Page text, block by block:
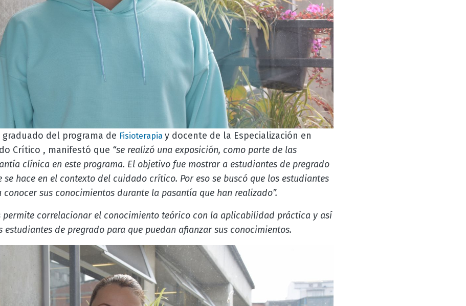
graduado del programa de Fisioterapia y docente de la Especialización en
Crítico , manifestó que “se realizó una exposición, como parte de las
clínica en este programa. El objetivo fue mostrar a estudiantes de pregrado
se hace en el contexto del cuidado crítico. Por eso se buscó que los estudiantes
sus conocimientos durante la pasantía que han realizado”.
permite correlacionar el conocimiento teórico con la aplicabilidad práctica y así
estudiantes de pregrado para que puedan afianzar sus conocimientos.